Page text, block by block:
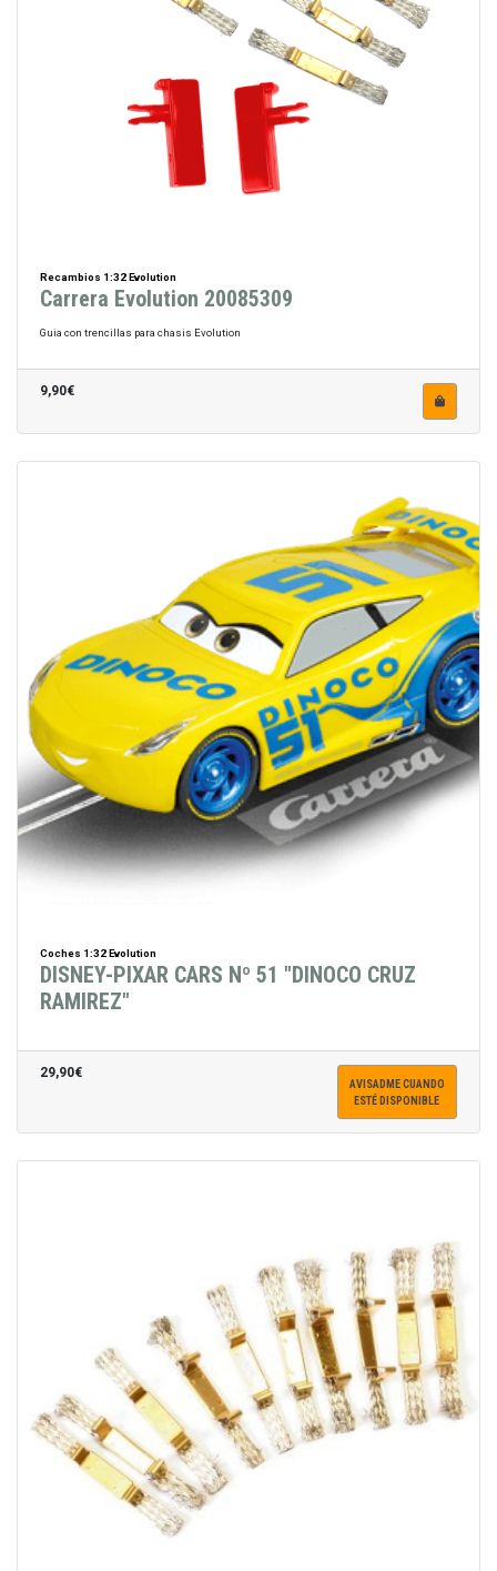
Recambios 1:32 Evolution
Carrera Evolution 20085309
Guia con trencillas para chasis Evolution
9,90€
Coches 1:32 Evolution
DISNEY-PIXAR CARS Nº 51 "DINOCO CRUZ
RAMIREZ"
29,90€
AVISADME CUANDO
ESTÉ DISPONIBLE